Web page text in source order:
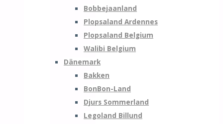
Bobbejaanland
Plopsaland Ardennes
Plopsaland Belgium
Walibi Belgium
Dänemark
Bakken
BonBon-Land
Djurs Sommerland
Legoland Billund